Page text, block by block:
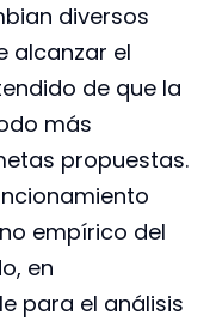
diversos
alcanzar el
de que la
más
propuestas.
empírico del
en
para el análisis